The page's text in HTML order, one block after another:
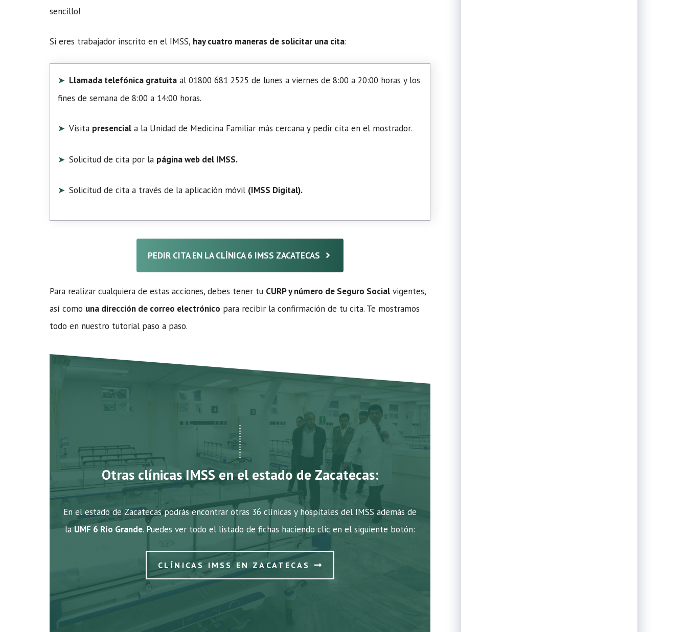
sencillo!
Si eres trabajador inscrito en el IMSS, hay cuatro maneras de solicitar una cita:
Llamada telefónica gratuita al 01800 681 2525 de lunes a viernes de 8:00 a 20:00 horas y los
fines de semana de 8:00 a 14:00 horas.
Visita presencial a la Unidad de Medicina Familiar más cercana y pedir cita en el mostrador.
Solicitud de cita por la página web del IMSS.
Solicitud de cita a través de la aplicación móvil (IMSS Digital).
PEDIR CITA EN LA CLÍNICA 6 IMSS ZACATECAS
Para realizar cualquiera de estas acciones, debes tener tu CURP y número de Seguro Social vigentes,
así como una dirección de correo electrónico para recibir la confirmación de tu cita. Te mostramos
todo en nuestro tutorial paso a paso.
Otras clínicas IMSS en el estado de Zacatecas:
En el estado de Zacatecas podrás encontrar otras 36 clínicas y hospitales del IMSS además de
laUMF 6 Río Grande. Puedes ver todo el listado de fichas haciendo clic en el siguiente botón:
CLÍNICAS IMSS EN ZACATECAS